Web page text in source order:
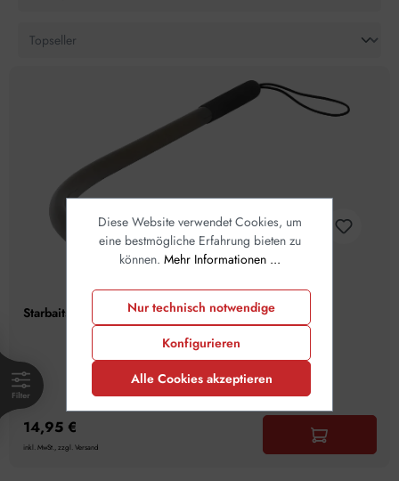
Starbaits Throwing Stick 24mm
14,95 €
inkl. MwSt., zzgl. Versand
Diese Website verwendet Cookies, um
eine bestmögliche Erfahrung bieten zu
können. Mehr Informationen ...
Nur technisch notwendige
Konfigurieren
Alle Cookies akzeptieren